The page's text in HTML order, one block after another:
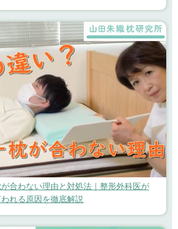
合わない理由と対処法｜整形外科医が
われる原因を徹底解説